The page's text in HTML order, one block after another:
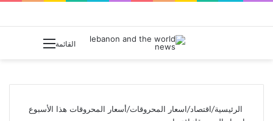
القائمة
الرئيسية/اقتصاد/اسعار المحروقات/أسعار المحروقات هذا الأسبوع